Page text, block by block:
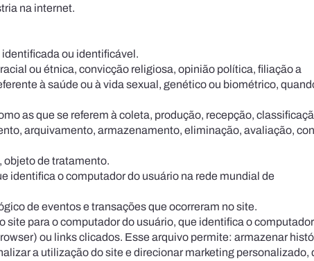
na internet.
ou identificável.
ou étnica, convicção religiosa, opinião política, filiação a
à saúde ou à vida sexual, genético ou biométrico,
as que se referem à coleta, produção, recepção,
arquivamento, armazenamento, eliminação, avaliação,
objeto de tratamento.
identifica o computador do usuário na rede mundial de
de eventos e transações que ocorreram no site.
para o computador do usuário, que identifica o
ou links clicados. Esse arquivo permite: armazenar
a utilização do site e direcionar marketing personalizado,